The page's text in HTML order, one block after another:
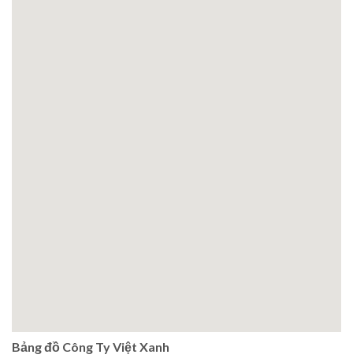
Bảng đồ Công Ty Việt Xanh